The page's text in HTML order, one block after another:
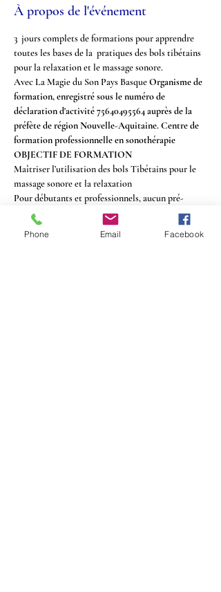
À propos de l'événement
3  jours complets de formations pour apprendre
toutes les bases de la  pratiques des bols tibétains
pour la relaxation et le massage sonore.
Avec La Magie du Son Pays Basque Organisme de
formation, enregistré sous le numéro de
déclaration d'activité 75640495564 auprès de la
préfète de région Nouvelle-Aquitaine. Centre de
formation professionnelle en sonothérapie
OBJECTIF DE FORMATION
Maîtriser l’utilisation des bols Tibétains pour le
massage sonore et la relaxation
Pour débutants et professionnels, aucun pré-
requis n'est nécessaire.
PROGRAMME :
Phone Email Facebook